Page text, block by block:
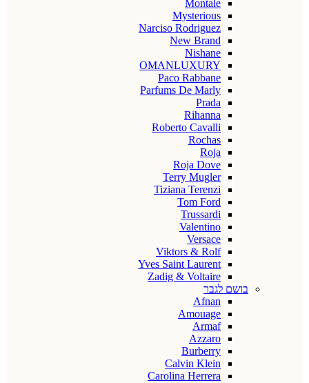
Montale
Mysterious
Narciso Rodriguez
New Brand
Nishane
OMANLUXURY
Paco Rabbane
Parfums De Marly
Prada
Rihanna
Roberto Cavalli
Rochas
Roja
Roja Dove
Terry Mugler
Tiziana Terenzi
Tom Ford
Trussardi
Valentino
Versace
Viktors & Rolf
Yves Saint Laurent
Zadig & Voltaire
בושם לגבר
Afnan
Amouage
Armaf
Azzaro
Burberry
Calvin Klein
Carolina Herrera